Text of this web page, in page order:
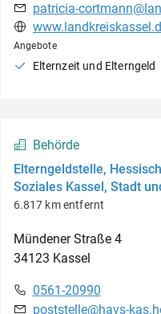
patricia-
Angebote
Elternzeit und Elterngeld
Behörde
Elterngeldstelle,
Soziales Kassel, Stadt
6.817 km entfernt
Mündener Straße 4
34123 Kassel
0561-20990
poststelle@havs-